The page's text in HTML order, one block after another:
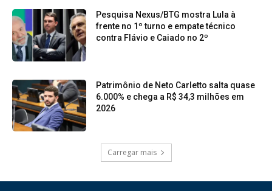
Pesquisa Nexus/BTG mostra Lula à
frente no 1º turno e empate técnico
contra Flávio e Caiado no 2º
Patrimônio de Neto Carletto salta quase
6.000% e chega a R$ 34,3 milhões em
2026
Carregar mais